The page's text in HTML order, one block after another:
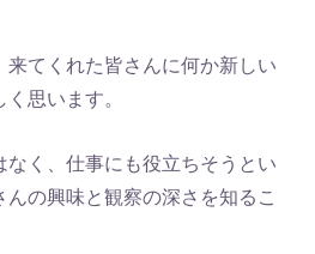
来てくれた皆さんに何か新しい
思います。
なく、仕事にも役立ちそうとい
の興味と観察の深さを知るこ